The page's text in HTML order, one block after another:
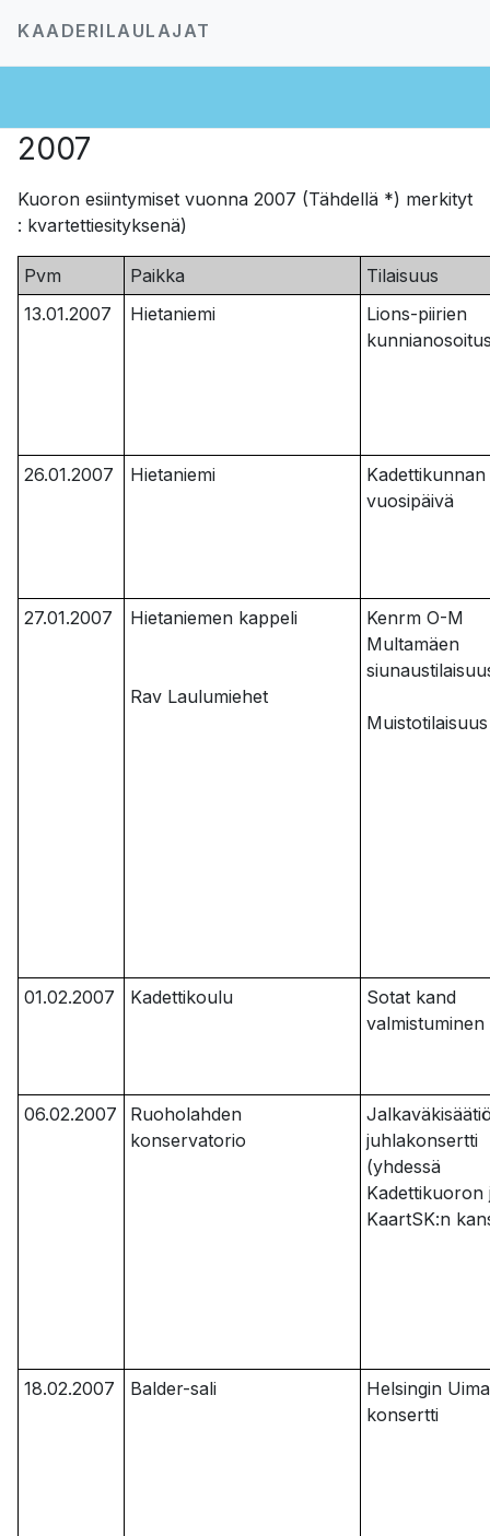
KAADERILAULAJAT
2007
Kuoron esiintymiset vuonna 2007 (Tähdellä *) merkityt
: kvartettiesityksenä)
Pvm Paikka
Tilaisuus
13.01.2007
Hietaniemi
Lions-piirien
26.01.2007 Hietaniemi
Kadettikunnan
vuosipäivä
27.01.2007 Hietaniemen kappeli
Rav Laulumiehet
Kenrm O-M
Multamäen
Muistotilaisuus
01.02.2007 Kadettikoulu
Sotat kand
valmistuminen
06.02.2007
Ruoholahden
konservatorio
juhlakonsertti
(yhdessä
Kadettikuoron
KaartSK:n
18.02.2007 Balder-sali
Helsingin
konsertti